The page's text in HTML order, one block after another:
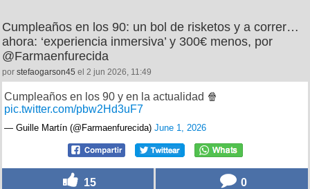
Cumpleaños en los 90: un bol de risketos y a correr…
ahora: ‘experiencia inmersiva’ y 300€ menos, por
@Farmaenfurecida
por stefaogarson45 el 2 jun 2026, 11:49
Cumpleaños en los 90 y en la actualidad 🍿
pic.twitter.com/pbw2Hd3uF7
— Guille Martín (@Farmaenfurecida) June 1, 2026
15 0